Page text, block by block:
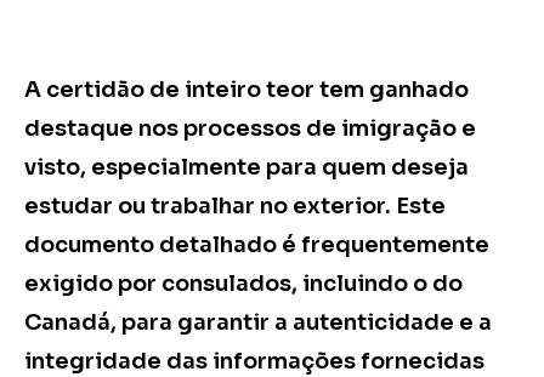
A certidão de inteiro teor tem ganhado
destaque nos processos de imigração e
visto, especialmente para quem deseja
estudar ou trabalhar no exterior. Este
documento detalhado é frequentemente
exigido por consulados, incluindo o do
Canadá, para garantir a autenticidade e a
integridade das informações fornecidas